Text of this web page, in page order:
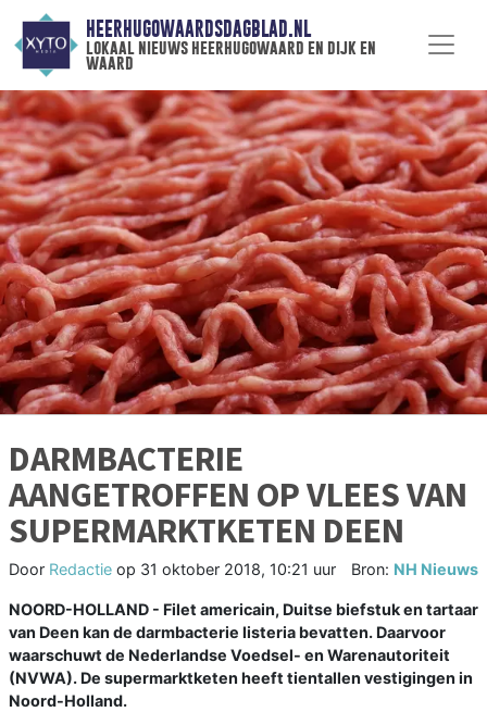
HEERHUGOWAARDSDAGBLAD.NL
lokaal nieuws heerhugowaard en dijk en
waard
DARMBACTERIE
AANGETROFFEN OP VLEES VAN
SUPERMARKTKETEN DEEN
Door Redactie op 31 oktober 2018, 10:21 uur Bron: NH Nieuws
NOORD-HOLLAND - Filet americain, Duitse biefstuk en tartaar
van Deen kan de darmbacterie listeria bevatten. Daarvoor
waarschuwt de Nederlandse Voedsel- en Warenautoriteit
(NVWA). De supermarktketen heeft tientallen vestigingen in
Noord-Holland.